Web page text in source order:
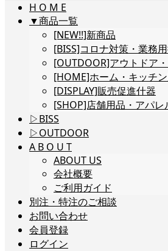
H O M E
▼商品一覧
[NEW!!]新商品
[BISS]コロナ対策・業務
[OUTDOOR]アウトドア
[HOME]ホーム・キッチ
[DISPLAY]販売促進什器
[SHOP]店舗用品・アパレ
▷BISS
▷OUTDOOR
A B O U T
ABOUT US
会社概要
ご利用ガイド
別注・特注のご相談
お問い合わせ
会員登録
ログイン